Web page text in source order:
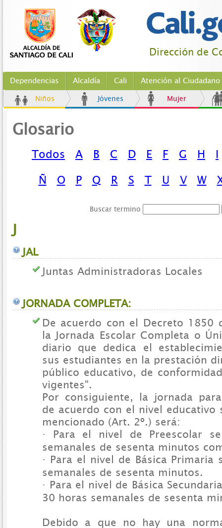
Dirección de
Dependencias Alcaldía Cali Atención al Ciudadano
Niños Jóvenes Mujer
Glosario
Todos A B C D E F G H
I
Ñ
O P Q R S T U V W
Buscar termino
J
JAL
Juntas Administradoras Locales
JORNADA COMPLETA:
De acuerdo con el Decreto 1850
la Jornada Escolar Completa o
diario que dedica el
sus estudiantes en la prestación
público educativo, de
vigentes".
Por consiguiente, la jornada
de acuerdo con el nivel educativo
mencionado (Art. 2º.) será:
· Para el nivel de Preescolar
semanales de sesenta minutos
· Para el nivel de Básica Primaria
semanales de sesenta minutos.
· Para el nivel de Básica
30 horas semanales de sesenta
Debido a que no hay una